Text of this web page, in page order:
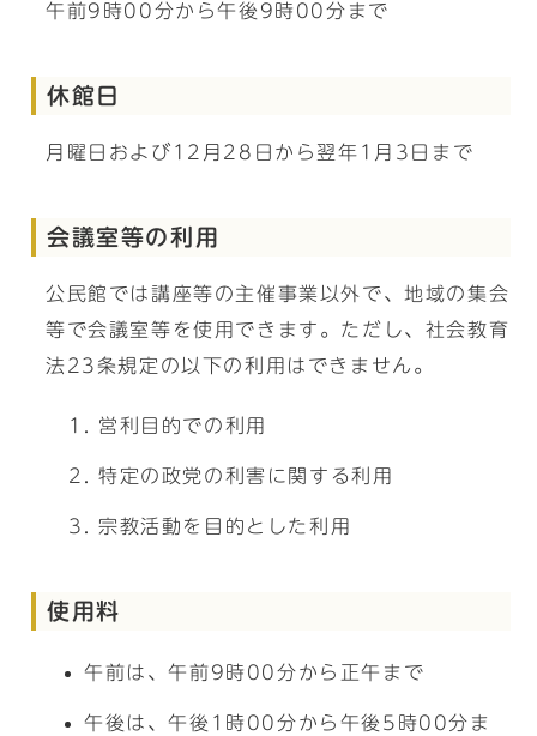
午前9時00分から午後9時00分まで
休館日
月曜日および12月28日から翌年1月3日まで
会議室等の利用
公民館では講座等の主催事業以外で、地域の集会
等で会議室等を使用できます。ただし、社会教育
法23条規定の以下の利用はできません。
営利目的での利用
特定の政党の利害に関する利用
宗教活動を目的とした利用
使用料
午前は、午前9時00分から正午まで
午後は、午後1時00分から午後5時00分ま